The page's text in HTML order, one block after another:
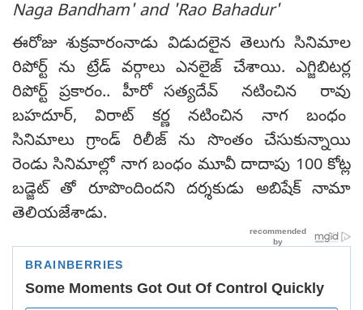
Naga Bandham' and 'Rao Bahadur'
ఈరోజు శుక్రవారంనాడు విడుదలైన తెలుగు సినిమాల
రిపోర్ట్ ను ట్రేడ్ వర్గాలు ఎనలైజ్ చేశాయి. ఎగ్జిబిటర్ల
రిపోర్ట్ ప్రకారం.. హీరో సత్యదేవ్ నటించిన రావు
బహదూర్, విరాట్ కర్ణ నటించిన నాగ బంధం
సినిమాలు గ్రాండ్ రిలీజ్ ను సొంతం చేసుకున్నాయి
రెండు సినిమాల్లో నాగ బంధం మూవీ దాదాపు 100 కోట్ల
బడ్జెట్ తో రూపొందిందని దర్శకుడు అబిషేక్ నామా
తెలియజేశాడు.